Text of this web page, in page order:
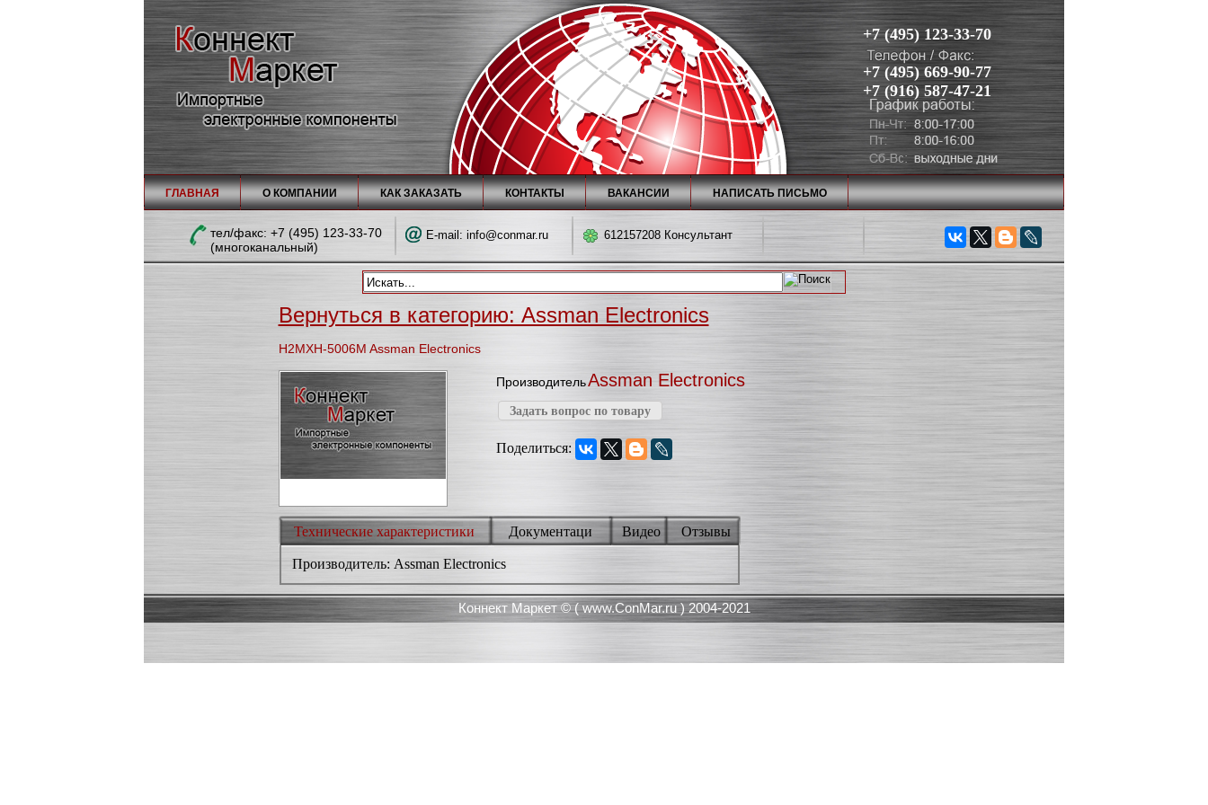
+7 (495) 123-33-70
+7 (495) 669-90-77
+7 (916) 587-47-21
ГЛАВНАЯ О КОМПАНИИ КАК ЗАКАЗАТЬ КОНТАКТЫ ВАКАНСИИ НАПИСАТЬ ПИСЬМО
тел/факc: +7 (495) 123-33-70
(многоканальный)
E-mail: info@conmar.ru 612157208 Консультант
Вернуться в категорию: Assman Electronics
H2MXH-5006M Assman Electronics
ПроизводительAssman Electronics
Задать вопрос по товару
Поделиться:
Технические характеристики Документаци Видео Отзывы
Производитель: Assman Electronics
Коннект Маркет © (www.ConMar.ru) 2004-2021